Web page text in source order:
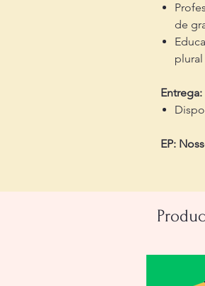
de
plural
Entrega:
EP: